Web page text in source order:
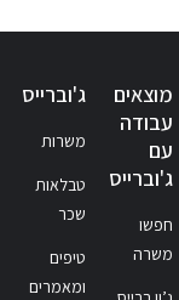
מוצאים
עבודה
עם
ג'וברייס
חפשו
משרה
ג'וברייס
משרות
טבלאות
שכר
טיפים
ומאמרים